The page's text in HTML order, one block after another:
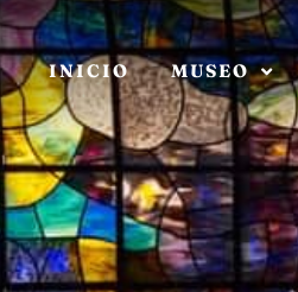
INICIO MUSEO